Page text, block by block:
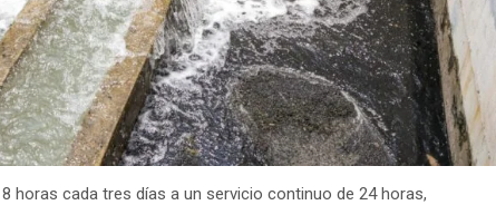
horas cada tres días a un servicio continuo de 24 horas,